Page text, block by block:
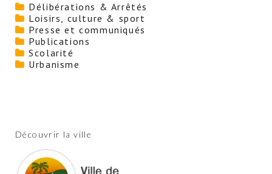
Délibérations & Arrêtés
Loisirs, culture & sport
Presse et communiqués
Publications
Scolarité
Urbanisme
Découvrir la ville